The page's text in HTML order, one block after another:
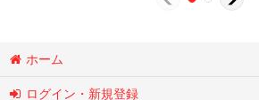
ホーム
ログイン・新規登録